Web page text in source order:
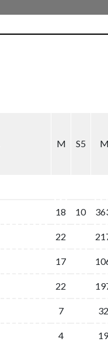
M S5
18 10
22
17
22
7
4
M S5
18 10
22
17
22
7
4